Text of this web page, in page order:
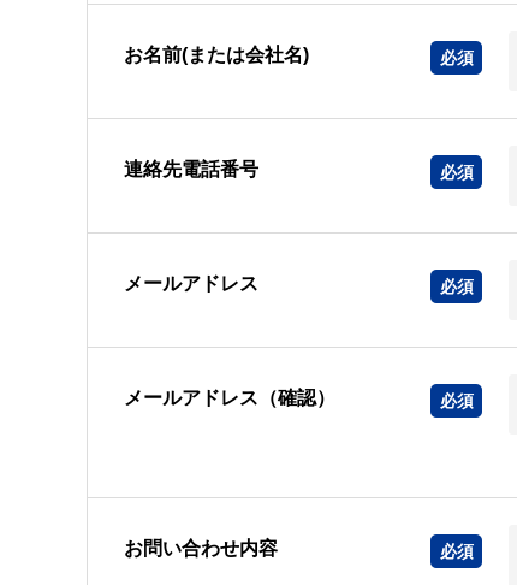
お名前(または会社名)
連絡先電話番号
メールアドレス
メールアドレス（確認）
お問い合わせ内容